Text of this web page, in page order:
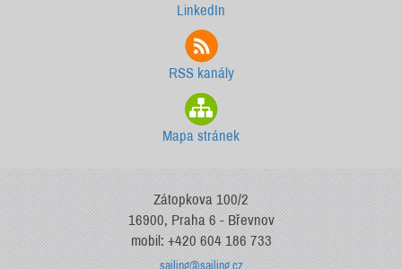
LinkedIn
RSS kanály
Mapa stránek
Zátopkova 100/2
16900, Praha 6 - Břevnov
mobil: +420 604 186 733
sailing@sailing.cz